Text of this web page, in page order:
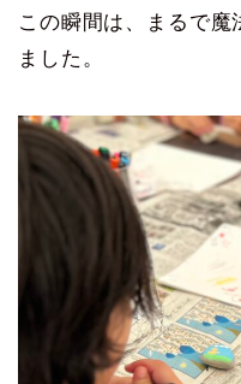
この瞬間は、まるで魔
ました。